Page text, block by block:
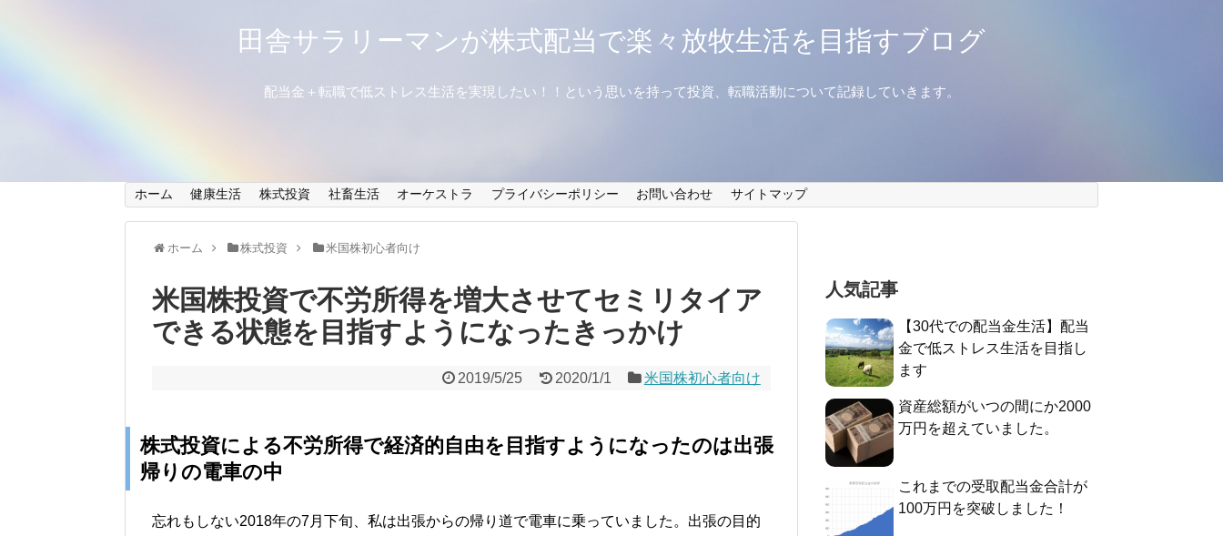
田舎サラリーマンが株式配当で楽々放牧生活を目指すブログ
配当金＋転職で低ストレス生活を実現したい！！という思いを持って投資、転職活動について記録していきます。
ホーム 健康生活 株式投資 社畜生活 オーケストラ プライバシーポリシー お問い合わせ サイトマップ
ホーム 株式投資 米国株初心者向け
米国株投資で不労所得を増大させてセミリタイア
できる状態を目指すようになったきっかけ
2019/5/25 2020/1/1 米国株初心者向け
株式投資による不労所得で経済的自由を目指すようになったのは出張
帰りの電車の中
忘れもしない2018年の7月下旬、私は出張からの帰り道で電車に乗っていました。出張の目的
人気記事
【30代での配当金生活】配当
金で低ストレス生活を目指し
ます
資産総額がいつの間にか2000
万円を超えていました。
これまでの受取配当金合計が
100万円を突破しました！